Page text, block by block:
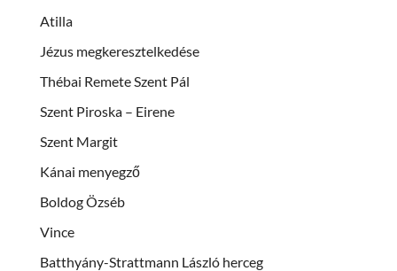
Atilla
Jézus megkeresztelkedése
Thébai Remete Szent Pál
Szent Piroska – Eirene
Szent Margit
Kánai menyegző
Boldog Özséb
Vince
Batthyány-Strattmann László herceg